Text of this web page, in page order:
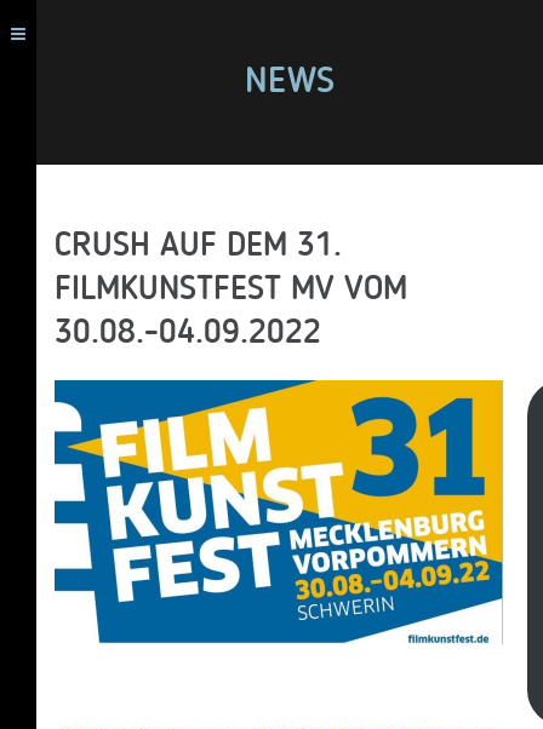
NEWS
CRUSH AUF DEM 31.
FILMKUNSTFEST MV VOM
30.08.-04.09.2022